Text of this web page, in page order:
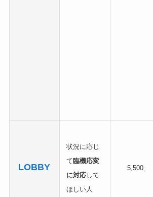
LOBBY
状況に応じ
て臨機応変
に対応して
ほしい人
5,500